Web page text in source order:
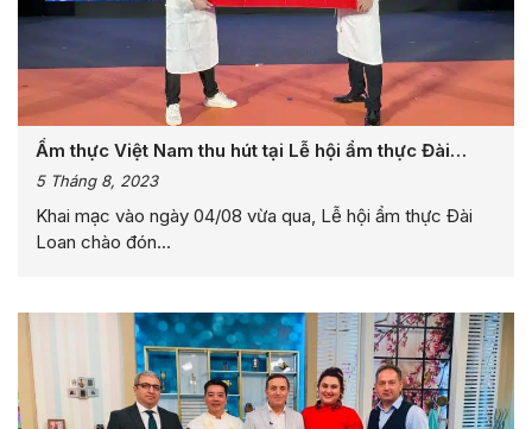
Ẩm thực Việt Nam thu hút tại Lễ hội ẩm thực Đài
Loan
5 Tháng 8, 2023
Khai mạc vào ngày 04/08 vừa qua, Lễ hội ẩm thực Đài
Loan chào đón...